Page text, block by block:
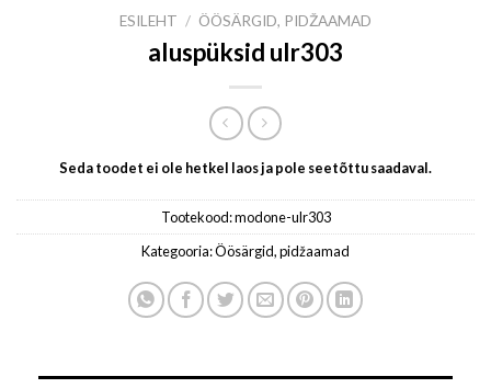
ESILEHT / ÖÖSÄRGID, PIDŽAAMAD
aluspüksid ulr303
Seda toodet ei ole hetkel laos ja pole seetõttu saadaval.
Tootekood:modone-ulr303
Kategooria:Öösärgid, pidžaamad